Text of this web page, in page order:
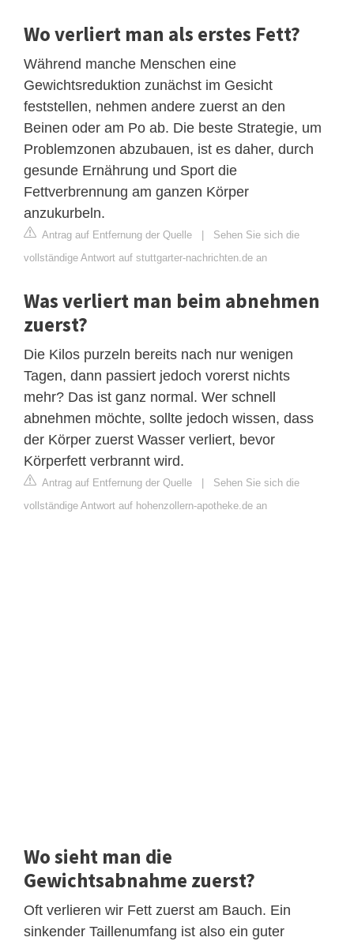
Wo verliert man als erstes Fett?
Während manche Menschen eine
Gewichtsreduktion zunächst im Gesicht
feststellen, nehmen andere zuerst an den
Beinen oder am Po ab. Die beste Strategie, um
Problemzonen abzubauen, ist es daher, durch
gesunde Ernährung und Sport die
Fettverbrennung am ganzen Körper
anzukurbeln.
Antrag auf Entfernung der Quelle
Sehen Sie sich die
vollständige Antwort auf stuttgarter-nachrichten.de an
Was verliert man beim abnehmen
zuerst?
Die Kilos purzeln bereits nach nur wenigen
Tagen, dann passiert jedoch vorerst nichts
mehr? Das ist ganz normal. Wer schnell
abnehmen möchte, sollte jedoch wissen, dass
der Körper zuerst Wasser verliert, bevor
Körperfett verbrannt wird.
Antrag auf Entfernung der Quelle
Sehen Sie sich die
vollständige Antwort auf hohenzollern-apotheke.de an
Wo sieht man die
Gewichtsabnahme zuerst?
Oft verlieren wir Fett zuerst am Bauch. Ein
sinkender Taillenumfang ist also ein guter